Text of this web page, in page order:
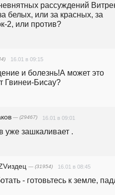
рассуждений
белых, или за красных, за
2, или против?
16.01 в 09:15
и болезнь!А может это
Гвинеи-Бисау?
— (29467) 16.01 в 09:01
уже зашкаливает .
— (31954) 16.01 в 08:45
- готовьтесь к земле,